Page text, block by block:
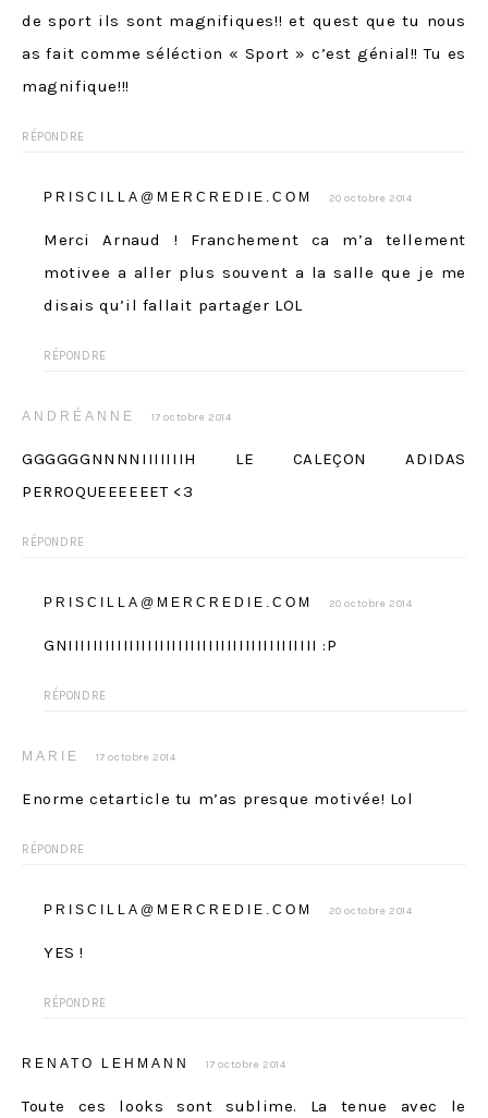
de sport ils sont magnifiques!! et quest que tu nous
as fait comme séléction « Sport » c’est génial!! Tu es
magnifique!!!
RÉPONDRE
PRISCILLA@MERCREDIE.COM 20 octobre 2014
Merci Arnaud ! Franchement ca m’a tellement
motivee a aller plus souvent a la salle que je me
disais qu’il fallait partager LOL
RÉPONDRE
ANDRÉANNE 17 octobre 2014
GGGGGGNNNNIIIIIIIH LE CALEÇON ADIDAS
PERROQUEEEEEET <3
RÉPONDRE
PRISCILLA@MERCREDIE.COM 20 octobre 2014
GNIIIIIIIIIIIIIIIIIIIIIIIIIIIIIIIIIIIIIIIII :P
RÉPONDRE
MARIE 17 octobre 2014
Enorme cetarticle tu m’as presque motivée! Lol
RÉPONDRE
PRISCILLA@MERCREDIE.COM 20 octobre 2014
YES !
RÉPONDRE
RENATO LEHMANN 17 octobre 2014
Toute ces looks sont sublime. La tenue avec le